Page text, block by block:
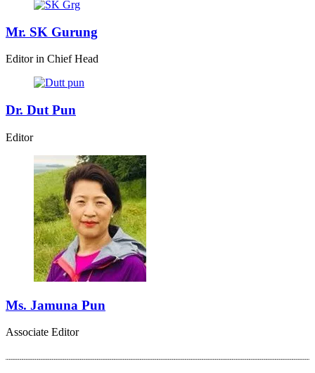
Mr. SK Gurung
Editor in Chief Head
Dr. Dut Pun
Editor
Ms. Jamuna Pun
Associate Editor